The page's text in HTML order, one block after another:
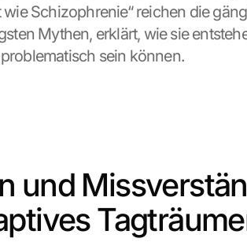
wie Schizophrenie“ reichen die
Mythen, erklärt, wie sie
sein können.
und